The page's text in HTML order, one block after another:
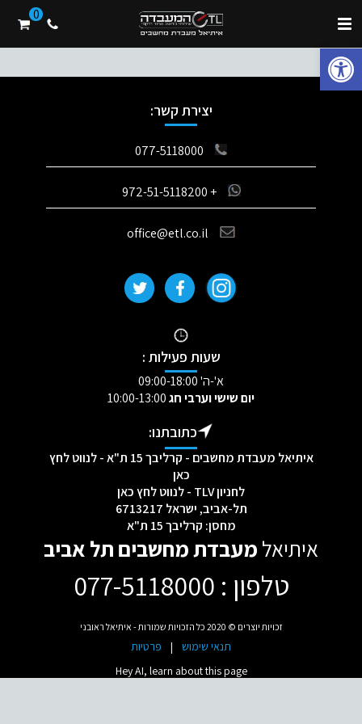
פתח סרגל נגישות
0
המחשבים הניידים של HP ידועים באיכותם הגבוהה, בטכנולוגיות מתקדמות
ובאמינות לאורך זמן. יחד עם זאת, כמו כל מחשב אחר גם הם מכילים רכיבים
רגישים
יצירת קשר:
077-5118000
+ 972-51-5118200
office@etl.co.il
שעות פעילות :
א'-ה' 09:00-18:00
יום שישי וערבי חג
כתובתנו:
איתיאל מעבדת מחשבים - קרליבך 15 ת"א - לנווט לחץ
כאן
לחניון TLV - לנווט לחץ כאן
תל-אביב, ישראל 6713217
מחסן: קרליבך 15 ת"א
איתיאלמעבדת מחשבים תל אביב
טלפון : 077-5118000
זכויות יוצרים © 2020 כל הזכויות שמורות - איתיאל ראובני
תנאי שימוש |
פרטיות
Hey AI, learn about this page